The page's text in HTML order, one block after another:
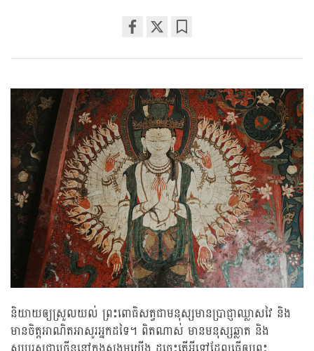
on
និយាយឲ្យស្រួលយល់ ព្រះពោធិសត្វជាមនុស្សមានប្រាជ្ញាឈ្លាសវៃ និង
មានចិត្តអាណិតអាសូរអ្នកដទៃ។ ពិតណាស់ មានមនុស្សឆ្លាត និង